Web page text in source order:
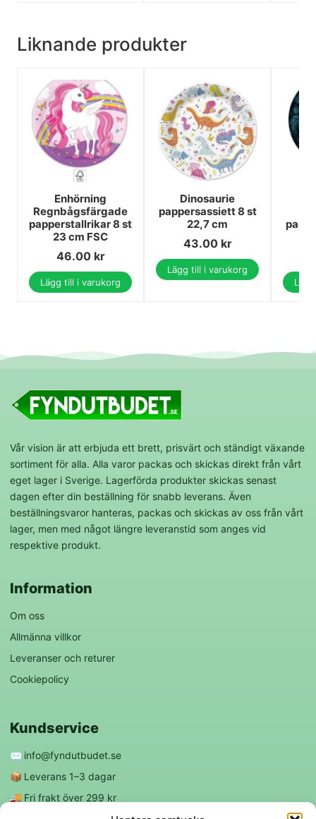
Liknande produkter
Enhörning
Regnbågsfärgade
papperstallrikar 8 st
23 cm FSC
46.00 kr
Lägg till i varukorg
Dinosaurie
pappersassiett 8 st
22,7 cm
43.00 kr
Lägg till i varukorg
Vår vision är att erbjuda ett brett, prisvärt och ständigt växande
sortiment för alla. Alla varor packas och skickas direkt från vårt
eget lager i Sverige. Lagerförda produkter skickas senast
dagen efter din beställning för snabb leverans. Även
beställningsvaror hanteras, packas och skickas av oss från vårt
lager, men med något längre leveranstid som anges vid
respektive produkt.
Information
Om oss
Allmänna villkor
Leveranser och returer
Cookiepolicy
Kundservice
✉️ info@fyndutbudet.se
📦 Leverans 1–3 dagar
🚚 Fri frakt över 299 kr